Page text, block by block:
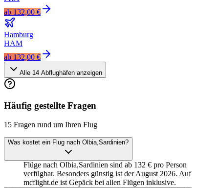
ab 132,00 €
Hamburg
HAM
ab 132,00 €
Alle 14 Abflughäfen anzeigen
Häufig gestellte Fragen
15 Fragen rund um Ihren Flug
Was kostet ein Flug nach Olbia,Sardinien?
Flüge nach Olbia,Sardinien sind ab 132 € pro Person
verfügbar. Besonders günstig ist der August 2026. Auf
mcflight.de ist Gepäck bei allen Flügen inklusive.